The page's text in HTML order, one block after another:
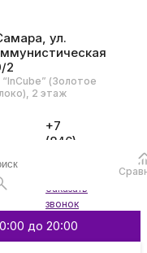
ул.
2
(Золотое
2 этаж
+7
(846)
Заказать
звонок
до 20:00
гаджеты